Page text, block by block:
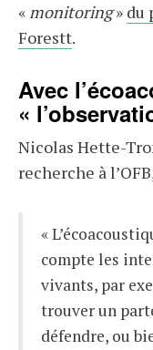
«monitoring» du
Forestt.
Avec
«
Nicolas Hette-
recherche à
«
compte les
vivants, par
trouver un
défendre, ou